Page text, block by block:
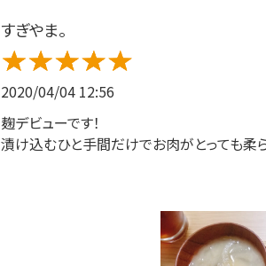
すぎやま。
2020/04/04 12:56
麹デビューです！
漬け込むひと手間だけでお肉がとっても柔